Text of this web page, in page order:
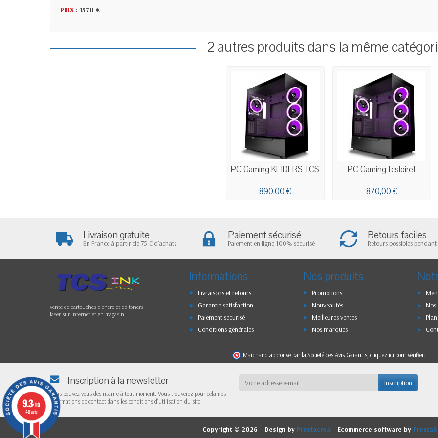
PRIX : 1570 €
2 autres produits dans la même
PC Gaming KEIDERS TCS
890,00 €
PC Gaming tcsloiret
870,00 €
Livraison gratuite
En France à partir de 75 € d'achats
Paiement sécurisé
Paiement en ligne 100% sécurisé
Retours faciles
Retours possibles
vente de cartouches d'encre et de toners
laser sur Internet et en magasin
Informations
Livraisons et retours
Garantie satisfaction
Paiement sécurisé
Conditions générales
Nos produits
Promotions
Nouveautés
Meilleures ventes
Nos marques
Marchand approuvé par la Société des Avis Garantis, cliquez ici pour vérifier.
Inscription à la newsletter
Vous pouvez vous désinscrire à tout moment. Vous trouverez pour cela nos
informations de contact dans les conditions d'utilisation du site.
Inscription
Copyright © 2026 - Design by Prestacrea - Ecommerce software by
9.3/10
48 avis